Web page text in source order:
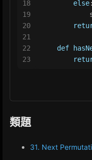
18
19
20
21
22
23
else:
def
類題
31. Next